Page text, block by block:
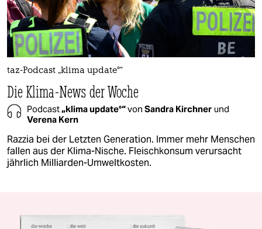
taz-Podcast „klima update°“
Die Klima-News der Woche
Podcast„klima update°“von Sandra Kirchner und
Verena Kern
Razzia bei der Letzten Generation. Immer mehr Menschen
fallen aus der Klima-Nische. Fleischkonsum verursacht
jährlich Milliarden-Umweltkosten.